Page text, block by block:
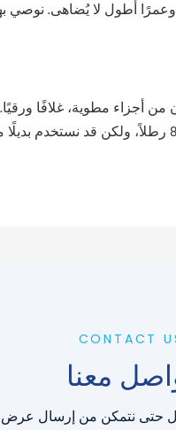
أجزاء مطوية، غلافًا
CONTACT
معنا